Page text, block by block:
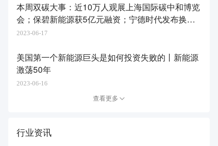
本周双碳大事：近10万人观展上海国际碳中和博览
会；保碧新能源获5亿元融资；宁德时代发布换电
新品
2023-06-17
美国第一个新能源巨头是如何投资失败的丨新能源
激荡50年
2023-06-16
查看更多
行业资讯